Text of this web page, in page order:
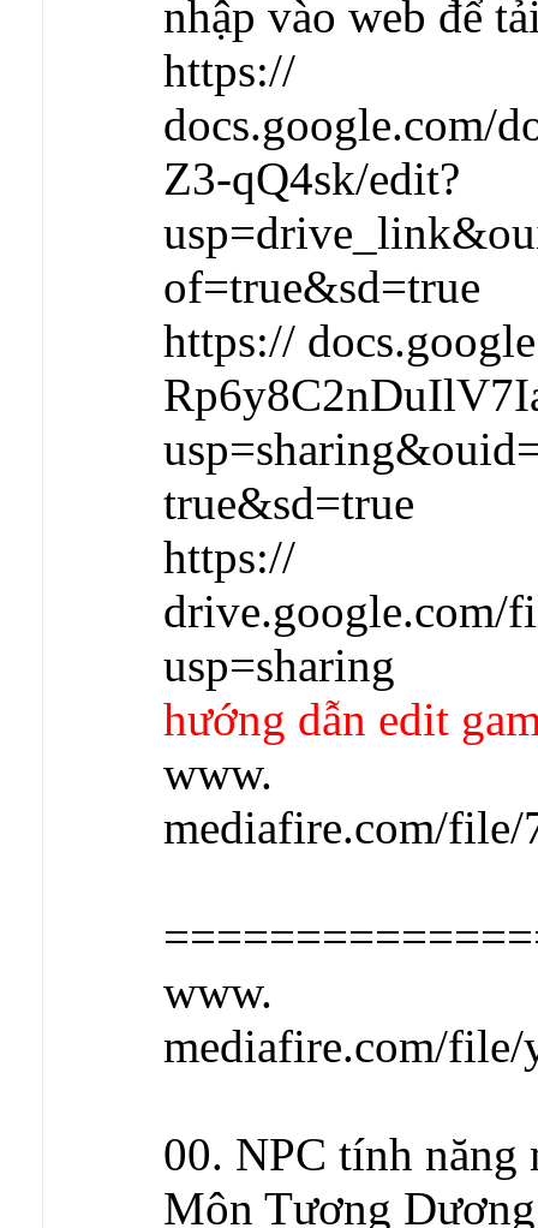
nhập vào web để
https://
docs.google.com/
Z3-qQ4sk/edit?
of=true&sd=true
https://
true&sd=true
https://
drive.google.com/
usp=sharing
hướng dẫn edit
www.
mediafire.com/
www.
mediafire.com/
00. NPC tính năng
Môn Tương